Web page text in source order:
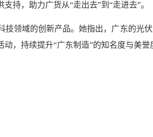
持，助力广货从“走出去”到“走进去”。
技领域的创新产品。她指出，广东的光
，持续提升“广东制造”的知名度与美誉